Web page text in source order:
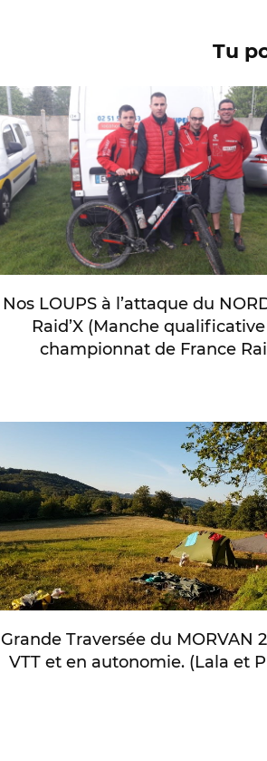
Tu
Nos LOUPS à l’attaque du
Raid’X (Manche
championnat de France
Grande Traversée du MORVAN
VTT et en autonomie. (Lala et